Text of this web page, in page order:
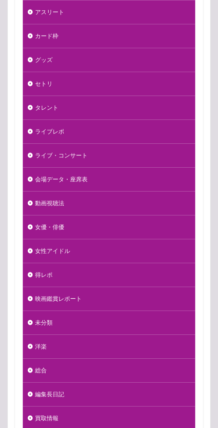
アスリート
カード枠
グッズ
セトリ
タレント
ライブレポ
ライブ・コンサート
会場データ・座席表
動画視聴法
女優・俳優
女性アイドル
得レポ
映画鑑賞レポート
未分類
洋楽
総合
編集長日記
買取情報